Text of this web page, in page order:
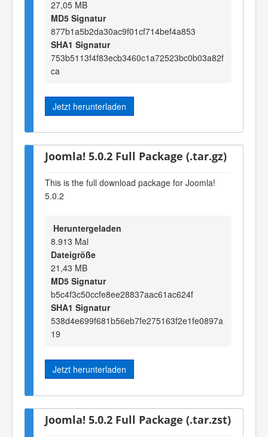
27,05 MB
MD5 Signatur
877b1a5b2da30ac9f01cf714bef4a853
SHA1 Signatur
753b5113f4f83ecb3460c1a72523bc0b03a82f
ca
Jetzt herunterladen
Joomla! 5.0.2 Full Package (.tar.gz)
This is the full download package for Joomla!
5.0.2
Heruntergeladen
8.913 Mal
Dateigröße
21,43 MB
MD5 Signatur
b5c4f3c50ccfe8ee28837aac61ac624f
SHA1 Signatur
538d4e699f681b56eb7fe275163f2e1fe0897a
19
Jetzt herunterladen
Joomla! 5.0.2 Full Package (.tar.zst)